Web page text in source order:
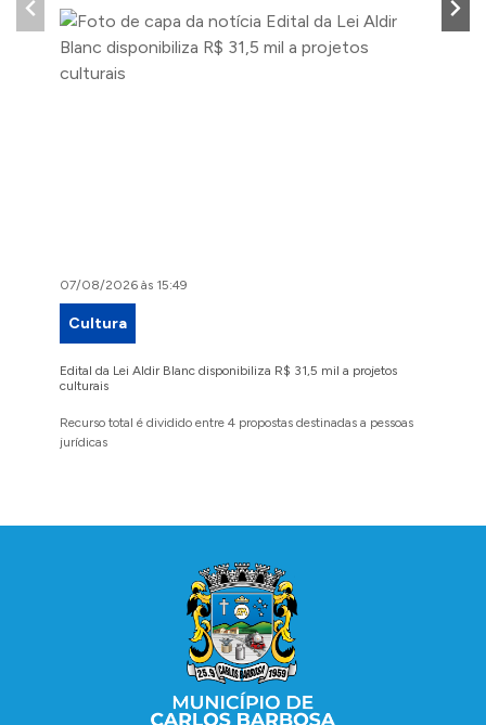
07/08/2026 às 15:49
Cultura
Edital da Lei Aldir Blanc disponibiliza R$ 31,5 mil a projetos
culturais
Recurso total é dividido entre 4 propostas destinadas a pessoas
jurídicas